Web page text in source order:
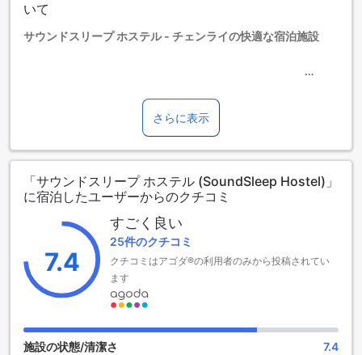
【ご注意】6部屋以上をご予約の場合は、異なるご予約条件や
いて
サウンドスリープ ホステル - チェンライの快適な宿泊施設
置する魅力的な2つ星ホテルです。市の中心からわずか0.2キ
ロメートルの距離にあり、観光やショッピングに最適なロケ
ーションを誇ります。空港までのアクセスも便利で、車でわ
ずか20分ほどで到着できます。11室の客室を備えたこのホス
テルは、快適でリラックスできる空間を提供しています。
チェックインは午後2時から可能で、チェックアウトは正午12
時までとなっています。また、家族連れのお客様にも優しい
ポリシーを採用しており、3歳から12歳までのお子様は無料で
宿泊いただけます。サウンドスリープ ホステルで、心地よい
滞在をお楽しみください。
サウンドスリープ ホステルのエンターテイメント施設
サウンドスリープ ホステルでは、旅行者がリラックスしなが
ら楽しめる魅力的なエンターテイメント施設が充実していま
す。特に、ホステル内のバーは、友人や新しい仲間とともに
さらに表示
「サウンドスリープ ホステル (SoundSleep Hostel)」
に宿泊したユーザーからのクチコミ
7.4
すごく良い
25件のクチコミ
クチコミはアゴダ®の利用者のみから投稿されてい
ます
施設の状態/清潔さ 7.4